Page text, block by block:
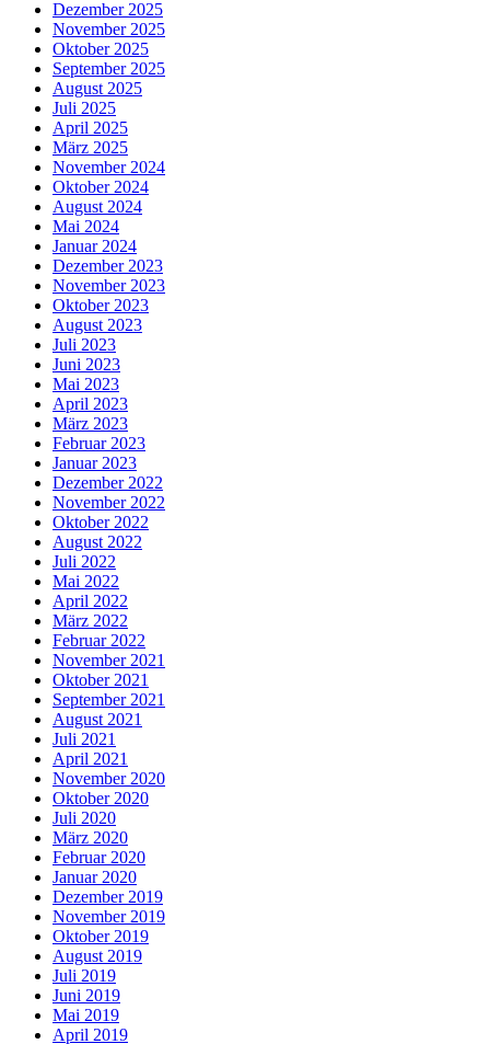
Dezember 2025
November 2025
Oktober 2025
September 2025
August 2025
Juli 2025
April 2025
März 2025
November 2024
Oktober 2024
August 2024
Mai 2024
Januar 2024
Dezember 2023
November 2023
Oktober 2023
August 2023
Juli 2023
Juni 2023
Mai 2023
April 2023
März 2023
Februar 2023
Januar 2023
Dezember 2022
November 2022
Oktober 2022
August 2022
Juli 2022
Mai 2022
April 2022
März 2022
Februar 2022
November 2021
Oktober 2021
September 2021
August 2021
Juli 2021
April 2021
November 2020
Oktober 2020
Juli 2020
März 2020
Februar 2020
Januar 2020
Dezember 2019
November 2019
Oktober 2019
August 2019
Juli 2019
Juni 2019
Mai 2019
April 2019